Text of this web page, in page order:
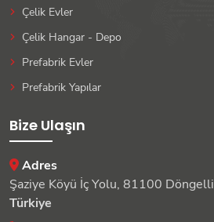
Çelik Evler
Çelik Hangar - Depo
Prefabrik Evler
Prefabrik Yapılar
Bize Ulaşın
Adres
Şaziye Köyü İç Yolu, 81100 Döngelli
Türkiye